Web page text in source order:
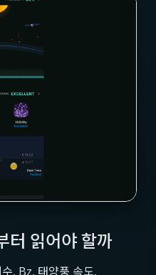
터 읽어야 할까
, Bz, 태양풍 속도,